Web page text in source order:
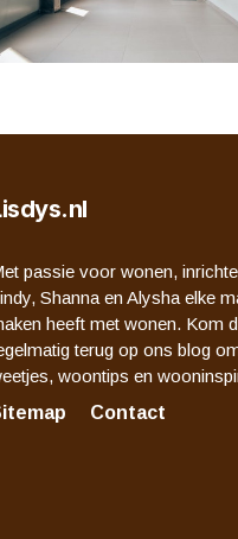
passie voor wonen,
Shanna en Alysha elke
heeft met wonen. Kom
terug op ons blog
woontips en
Contact